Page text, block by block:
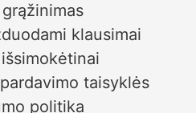
klausimai
taisyklės
politika